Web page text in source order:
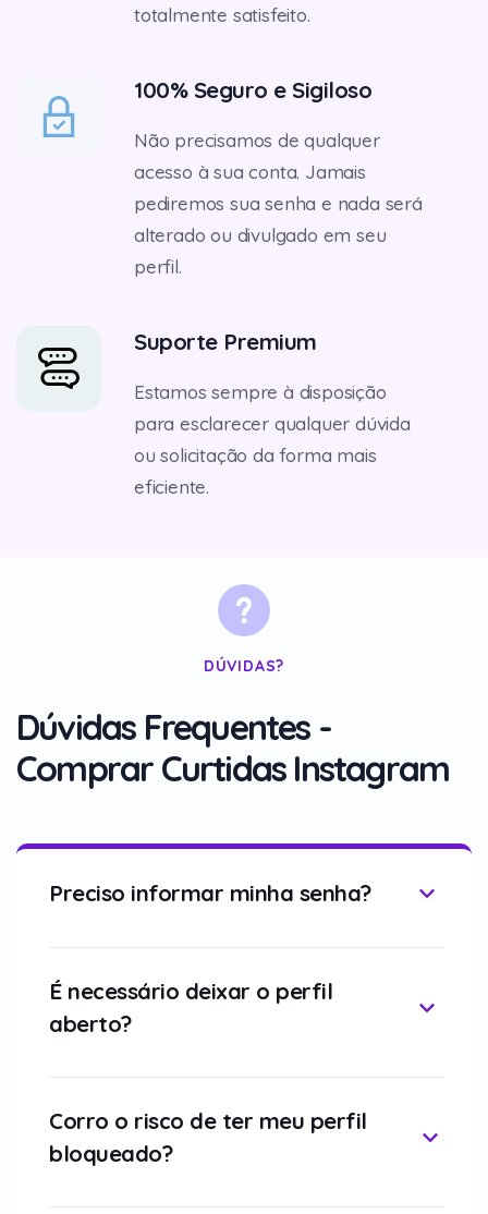
totalmente satisfeito.
100% Seguro e Sigiloso
Não precisamos de qualquer
acesso à sua conta. Jamais
pediremos sua senha e nada será
alterado ou divulgado em seu
perfil.
Suporte Premium
Estamos sempre à disposição
para esclarecer qualquer dúvida
ou solicitação da forma mais
eficiente.
DÚVIDAS?
Dúvidas Frequentes -
Comprar Curtidas Instagram
Preciso informar minha senha?
É necessário deixar o perfil
aberto?
Corro o risco de ter meu perfil
bloqueado?